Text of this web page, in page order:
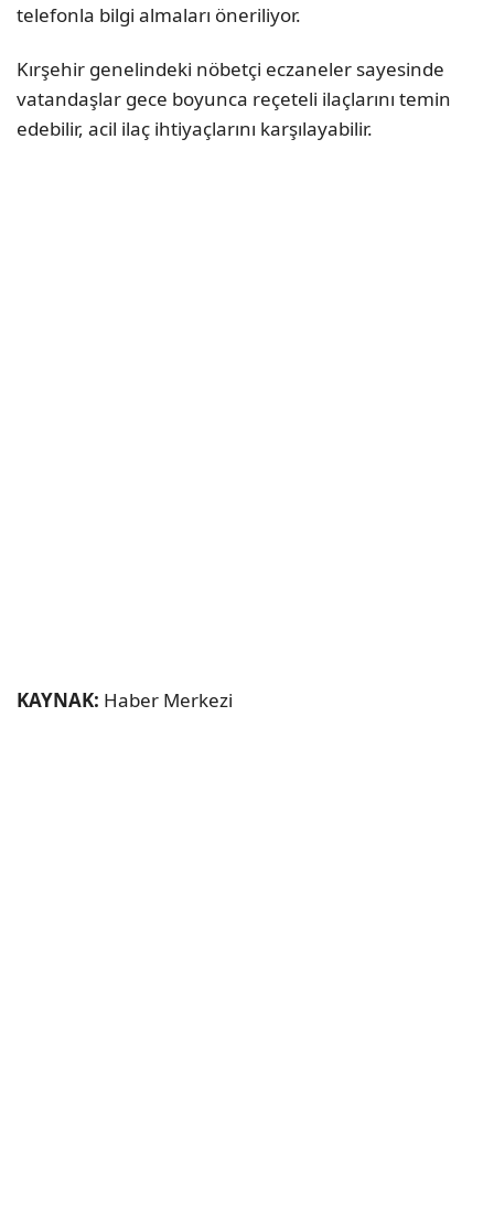
telefonla bilgi almaları öneriliyor.
Kırşehir genelindeki nöbetçi eczaneler sayesinde
vatandaşlar gece boyunca reçeteli ilaçlarını temin
edebilir, acil ilaç ihtiyaçlarını karşılayabilir.
KAYNAK: Haber Merkezi